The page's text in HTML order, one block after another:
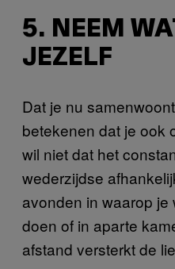
5. NEEM
JEZELF
Dat je nu
betekenen dat je ook
wil niet dat het
wederzijdse
avonden in waarop
doen of in aparte
afstand versterkt de